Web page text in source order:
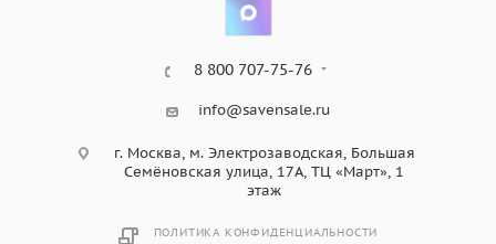
8 800 707-75-76
info@savensale.ru
г. Москва, м. Электрозаводская, Большая
Семёновская улица, 17А, ТЦ «Март», 1
этаж
ПОЛИТИКА КОНФИДЕНЦИАЛЬНОСТИ